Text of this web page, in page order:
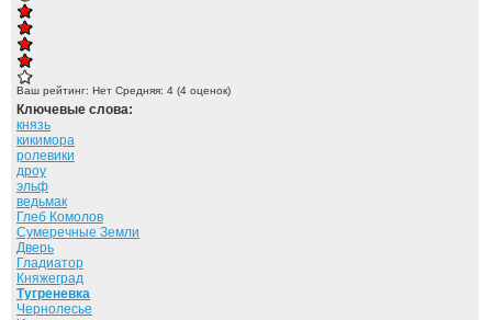
Ваш рейтинг: Нет Средняя: 4 (4 оценок)
Ключевые слова:
князь
кикимора
ролевики
дроу
эльф
ведьмак
Глеб Комолов
Сумеречные Земли
Дверь
Гладиатор
Княжеград
Тугреневка
Чернолесье